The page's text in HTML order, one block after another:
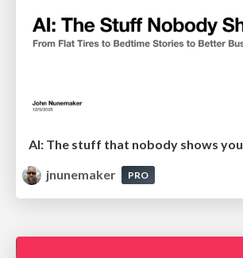
AI: The stuff that nobody shows you
jnunemaker
PRO